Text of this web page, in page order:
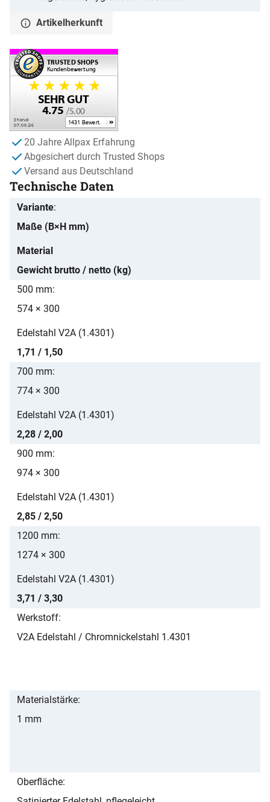
Artikelherkunft
20 Jahre Allpax Erfahrung
Abgesichert durch Trusted Shops
Versand aus Deutschland
Technische Daten
Variante
Maße (B×H mm)
Material
Gewicht brutto / netto (kg)
500 mm
574 × 300
Edelstahl V2A (1.4301)
1,71 / 1,50
700 mm
774 × 300
Edelstahl V2A (1.4301)
2,28 / 2,00
900 mm
974 × 300
Edelstahl V2A (1.4301)
2,85 / 2,50
1200 mm
1274 × 300
Edelstahl V2A (1.4301)
3,71 / 3,30
Werkstoff
V2A Edelstahl / Chromnickelstahl 1.4301
Materialstärke
1 mm
Oberfläche